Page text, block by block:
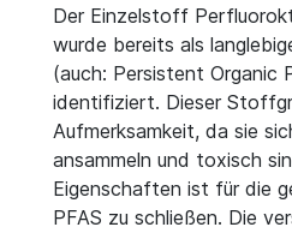
Der Einzelstoff
wurde bereits als
(auch: Persistent Organic
identifiziert. Dieser
Aufmerksamkeit, da sie
ansammeln und toxisch
Eigenschaften ist für die
PFAS zu schließen. Die